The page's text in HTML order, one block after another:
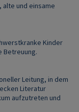
und einsame
Kinder
Betreuung.
Leitung, in dem
Literatur
aufzutreten und